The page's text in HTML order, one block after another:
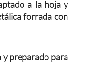
a la hoja y
forrada con
y preparado para